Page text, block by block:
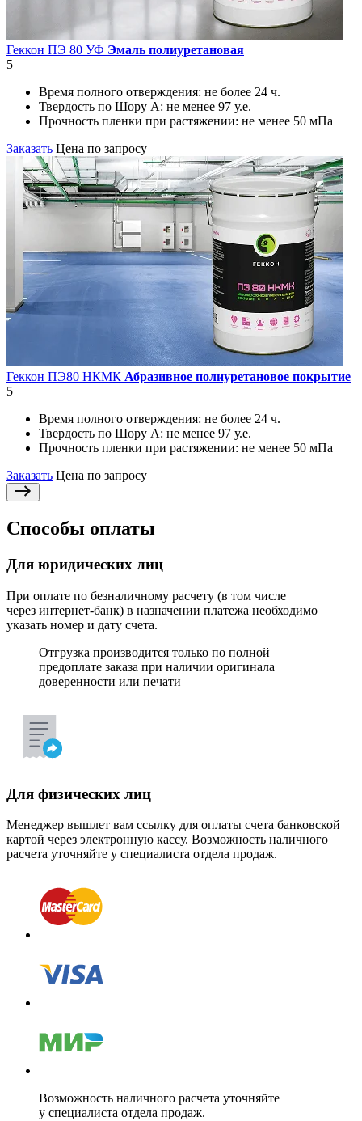
Геккон ПЭ 80 УФ Эмаль полиуретановая
5
Время полного отверждения: не более 24 ч.
Твердость по Шору А: не менее 97 у.е.
Прочность пленки при растяжении: не менее 50 мПа
Заказать Цена по запросу
Геккон ПЭ80 НКМК Абразивное полиуретановое покрытие
5
Время полного отверждения: не более 24 ч.
Твердость по Шору А: не менее 97 у.е.
Прочность пленки при растяжении: не менее 50 мПа
Заказать Цена по запросу
Способы оплаты
Для юридических лиц
При оплате по безналичному расчету (в том числе
через интернет-банк) в назначении платежа необходимо
указать номер и дату счета.
Отгрузка производится только по полной
предоплате заказа при наличии оригинала
доверенности или печати
Для физических лиц
Менеджер вышлет вам ссылку для оплаты счета банковской
картой через электронную кассу. Возможность наличного
расчета уточняйте у специалиста отдела продаж.
Возможность наличного расчета уточняйте
у специалиста отдела продаж.